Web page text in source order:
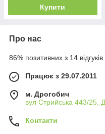
Купити
Про нас
86% позитивних з 14 відгуків
Працює з 29.07.2011
м. Дрогобич
вул Стрийська 443/25,
Контакти